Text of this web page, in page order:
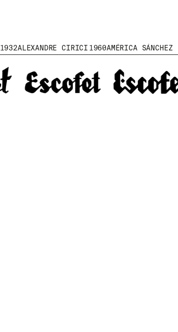
1932ALEXANDRE CIRICI 1960AMÉRICA SÁNCHEZ